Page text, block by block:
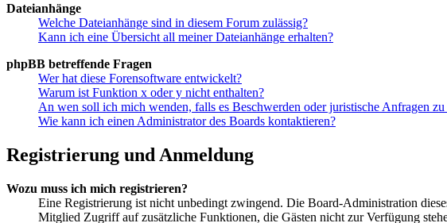
Dateianhänge
Welche Dateianhänge sind in diesem Forum zulässig?
Kann ich eine Übersicht all meiner Dateianhänge erhalten?
phpBB betreffende Fragen
Wer hat diese Forensoftware entwickelt?
Warum ist Funktion x oder y nicht enthalten?
An wen soll ich mich wenden, falls es Beschwerden oder juristische Anfragen
Wie kann ich einen Administrator des Boards kontaktieren?
Registrierung und Anmeldung
Wozu muss ich mich registrieren?
Eine Registrierung ist nicht unbedingt zwingend. Die Board-Administration
Mitglied Zugriff auf zusätzliche Funktionen, die Gästen nicht zur Verfügung